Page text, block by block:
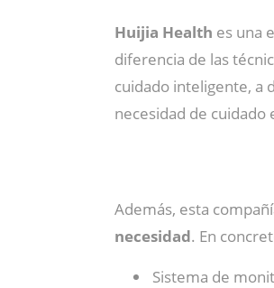
Huijia Health es una
diferencia de las
cuidado inteligente, a
necesidad de cuidado
Además, esta
necesidad. En
Sistema de